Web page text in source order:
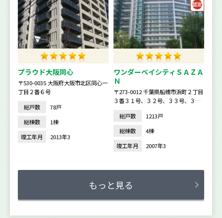
プラウド大阪同心
〒530-0035 大阪府大阪市北区同心一
丁目２番６号
総戸数
78戸
総棟数
1棟
竣工年月
2013年3
ワンダーベイシティＳＡＺＡ
Ｎ
〒273-0012 千葉県船橋市浜町２丁目
３番３１号、３２号、３３号、３４
総戸数
1213戸
総棟数
4棟
竣工年月
2007年3
もっと見る